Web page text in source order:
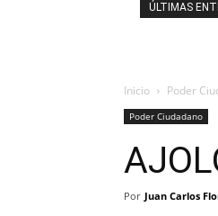
ÚLTIMAS
Inicio Poder
Poder Ciudadano
Por Juan Carlos